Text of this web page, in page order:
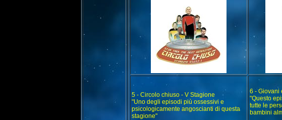
5 - Circolo chiuso - V Stagione
"Uno degli episodi più ossessivi e
psicologicamente angoscianti di questa
stagione"
6 - Giovani
"Questo
tutte le
bambini